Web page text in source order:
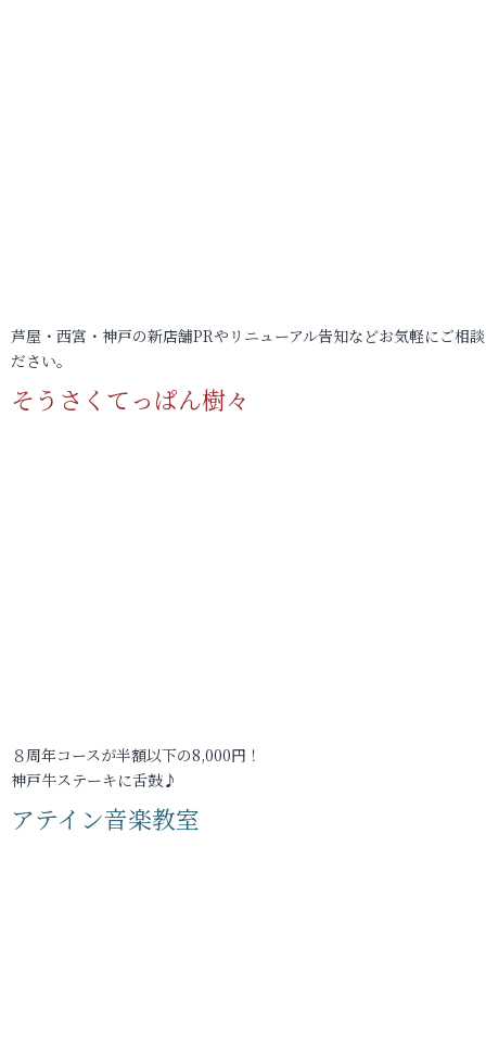
芦屋・西宮・神戸の新店舗PRやリニューアル告知などお気軽にご相
ださい。
そうさくてっぱん樹々
８周年コースが半額以下の8,000円！
神戸牛ステーキに舌鼓♪
アテイン音楽教室